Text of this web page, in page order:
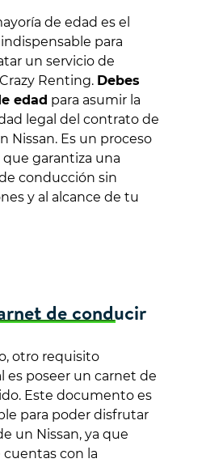
de edad es el
para
un servicio de
Renting. Debes
edad para asumir la
legal del contrato de
Nissan. Es un proceso
que garantiza una
conducción sin
y al alcance de tu
de conducir
otro requisito
es poseer un carnet de
Este documento es
para poder disfrutar
un Nissan, ya que
cuentas con la